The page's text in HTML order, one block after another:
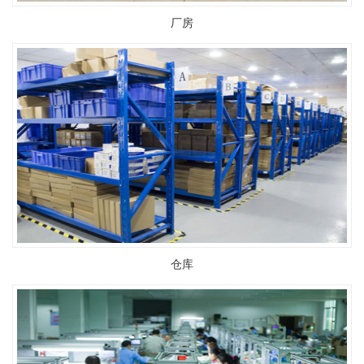
厂房
仓库